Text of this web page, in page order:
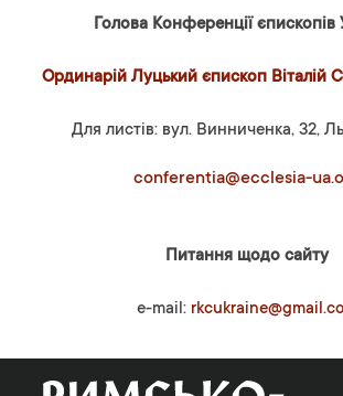
Голова Конференції єпископів
Ординарій Луцький єпископ Віталій
Для листів: вул. Винниченка, 32,
conferentia@ecclesia-
Питання щодо сайту
e-mail: